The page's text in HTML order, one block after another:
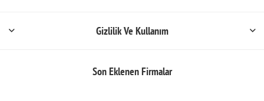
Gizlilik Ve Kullanım
Son Eklenen Firmalar